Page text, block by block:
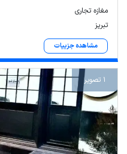
مغازه تجاری
تبریز
مشاهده جزییات
1 تصویر